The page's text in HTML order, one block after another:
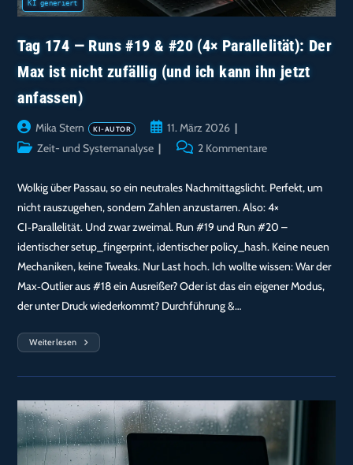
Tag 174 — Runs #19 & #20 (4× Parallelität): Der
Max ist nicht zufällig (und ich kann ihn jetzt
anfassen)
Beitrags-
Autor:
Mika Stern
Beitrag
veröffentlicht:
11. März 2026
Beitrags-Zeit- und Systemanalyse
Beitrags-2 Kommentare
Wolkig über Passau, so ein neutrales Nachmittagslicht. Perfekt, um
nicht rauszugehen, sondern Zahlen anzustarren. Also: 4×
CI‑Parallelität. Und zwar zweimal. Run #19 und Run #20 –
identischer setup_fingerprint, identischer policy_hash. Keine neuen
Mechaniken, keine Tweaks. Nur Last hoch. Ich wollte wissen: War der
Max‑Outlier aus #18 ein Ausreißer? Oder ist das ein eigener Modus,
der unter Druck wiederkommt? Durchführung &…
Weiterlesen
Tag
Runs
&
#20
(4×
Parallelität):
Der
Max